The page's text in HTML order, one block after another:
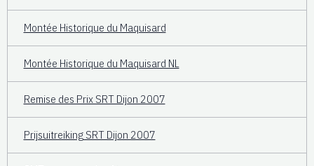
Montée Historique du Maquisard
Montée Historique du Maquisard NL
Remise des Prix SRT Dijon 2007
Prijsuitreiking SRT Dijon 2007